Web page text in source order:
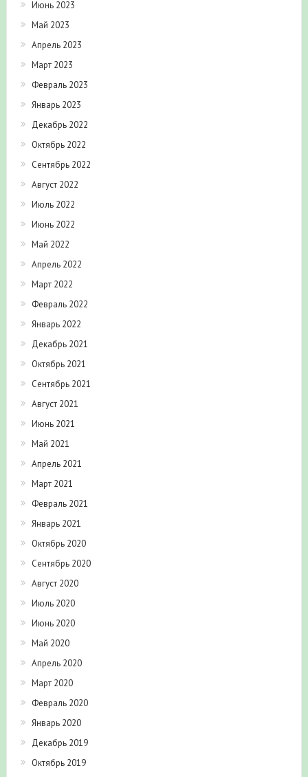
Май 2023
Апрель 2023
Март 2023
Февраль 2023
Январь 2023
Декабрь 2022
Октябрь 2022
Сентябрь 2022
Август 2022
Июль 2022
Июнь 2022
Май 2022
Апрель 2022
Март 2022
Февраль 2022
Январь 2022
Декабрь 2021
Октябрь 2021
Сентябрь 2021
Август 2021
Июнь 2021
Май 2021
Апрель 2021
Март 2021
Февраль 2021
Январь 2021
Октябрь 2020
Сентябрь 2020
Август 2020
Июль 2020
Июнь 2020
Май 2020
Апрель 2020
Март 2020
Февраль 2020
Январь 2020
Декабрь 2019
Октябрь 2019
Сентябрь 2019